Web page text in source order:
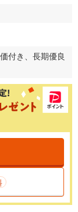
付き、長期優良